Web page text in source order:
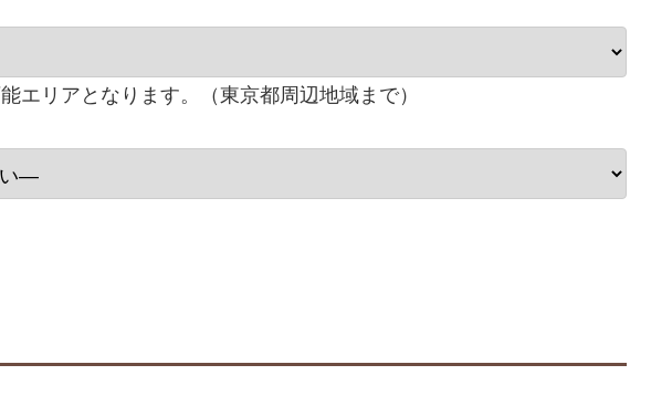
エリアとなります。（東京都周辺地域まで）